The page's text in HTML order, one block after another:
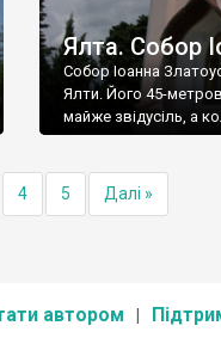
Ялта. Собор
Собор Іоанна
Ялти. Його 45-
майже звідусіль, а
4 5 Далі »
автором